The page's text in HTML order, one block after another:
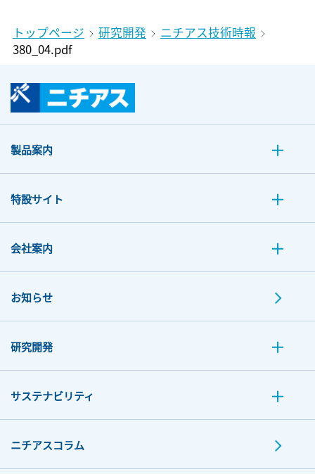
トップページ 研究開発
ニチアス技術時報
380_04.pdf
製品案内
特設サイト
会社案内
お知らせ
研究開発
サステナビリティ
ニチアスコラム